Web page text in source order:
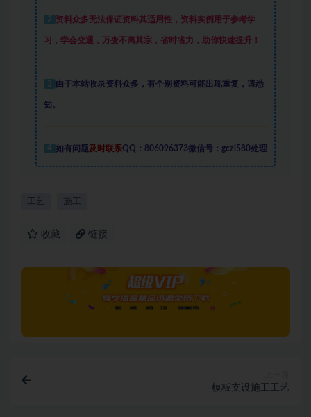
2 资料众多无法保证资料其适用性，资料实例 用于参考学
习，学会变通，万变不离其宗，省时省力，助你快速提升！
3 由于本站收录资料众多，有个别资料可能出现重复，请悉
知。
4 如有问题及时联系QQ：806096373微信号：gczl580处理
工艺 施工
收藏 链接
模板支设施工工艺